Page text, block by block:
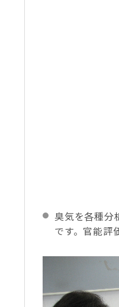
臭気を各種分
です。官能評